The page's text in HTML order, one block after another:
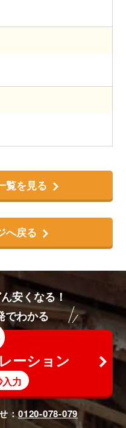
覧を見る
へ戻る
安くなる！
でわかる
ーション
力
：0120-078-079